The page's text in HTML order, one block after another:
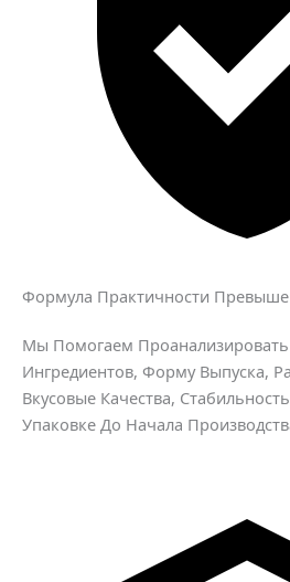
Формула Практичности Превыше
Мы Помогаем
Ингредиентов, Форму Выпуска,
Вкусовые Качества,
Упаковке До Начала